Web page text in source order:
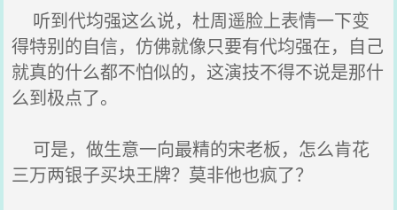
听到代均强这么说，杜周遥脸上表情一下变
得特别的自信，仿佛就像只要有代均强在，自己
就真的什么都不怕似的，这演技不得不说是那什
么到极点了。
可是，做生意一向最精的宋老板，怎么肯花
三万两银子买块王牌？莫非他也疯了？